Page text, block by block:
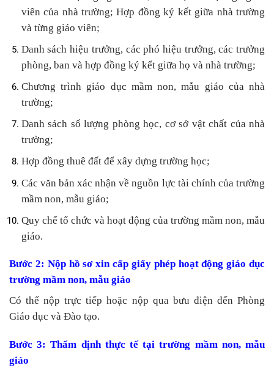
viên của nhà trường; Hợp đồng ký kết giữa nhà trường
và từng giáo viên;
Danh sách hiệu trưởng, các phó hiệu trưởng, các trưởng
phòng, ban và hợp đồng ký kết giữa họ và nhà trường;
Chương trình giáo dục mầm non, mẫu giáo của nhà
trường;
Danh sách số lượng phòng học, cơ sở vật chất của nhà
trường;
Hợp đồng thuê đất để xây dựng trường học;
Các văn bản xác nhận về nguồn lực tài chính của trường
mầm non, mẫu giáo;
Quy chế tổ chức và hoạt động của trường mầm non, mẫu
giáo.
Bước 2: Nộp hồ sơ xin cấp giấy phép hoạt động giáo dục
trường mầm non, mẫu giáo
Có thể nộp trực tiếp hoặc nộp qua bưu điện đến Phòng
Giáo dục và Đào tạo.
Bước 3: Thẩm định thực tế tại trường mầm non, mẫu
giáo